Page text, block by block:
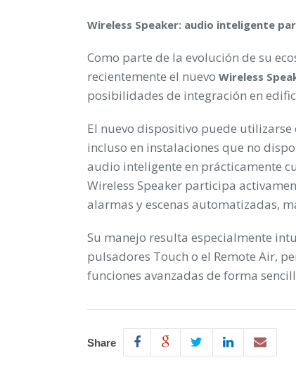
Wireless Speaker: audio inteligente
Como parte de la evolución de su
recientemente el nuevo Wireless
posibilidades de integración en
El nuevo dispositivo puede utilizarse
incluso en instalaciones que no
audio inteligente en prácticamente
Wireless Speaker participa
alarmas y escenas automatizadas,
Su manejo resulta especialmente
pulsadores Touch o el Remote Air,
funciones avanzadas de forma
Share